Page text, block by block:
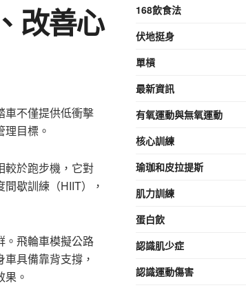
改善心
車不僅提供低衝擊
目標。
較於跑步機，它對
歇訓練（HIIT），
。飛輪車模擬公路
具備靠背支撐，
。
168飲食法
伏地挺身
單槓
最新資訊
有氧運動與無氧運動
核心訓練
瑜珈和皮拉提斯
肌力訓練
蛋白飲
認識肌少症
認識運動傷害